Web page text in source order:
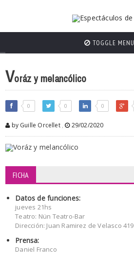
TOGGLE MENU
Voráz y melancólico
0 0 0
by Guille Orcellet , 29/02/2020
FICHA
Datos de funciones:
jueves 21hs
Teatro: Nün Teatro-Bar
Dirección: Juan Ramirez de Velasco 419
Prensa:
Daniel Franco